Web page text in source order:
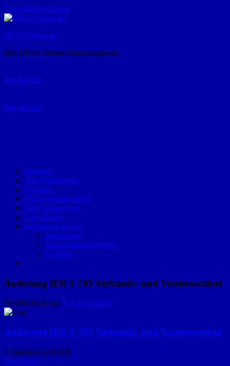
Zum Inhalt springen
DESV-News.de
Das DESV-Online-Mitteilungsblatt
hier klicken
hier klicken
Startseite
Alle Dokumente
Termine
DESV-Online-Shop
DESV-Fan-Shop
Live-Ticker
Impressum & Co.
Impressum
Datenschutzerklärung
Cookies
Änderung IER § 703 Verbands- und Vereinswechsel
Veröffentlicht am 7. August 2024
Änderung IER § 703 Verbands- und Vereinswechsel
1 Datei(en) 0.00 KB
Download